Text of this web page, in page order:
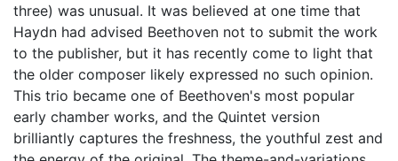
three) was unusual. It was believed at one time that
Haydn had advised Beethoven not to submit the work
to the publisher, but it has recently come to light that
the older composer likely expressed no such opinion.
This trio became one of Beethoven's most popular
early chamber works, and the Quintet version
brilliantly captures the freshness, the youthful zest and